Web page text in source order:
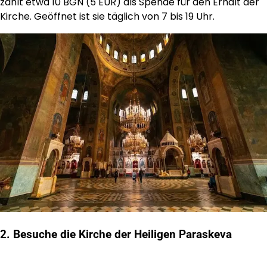
Kirche. Geöffnet ist sie täglich von 7 bis 19 Uhr.
2. Besuche die Kirche der Heiligen Paraskeva